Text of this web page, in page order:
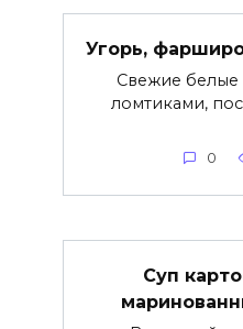
Угорь,
Свежие белые
ломтиками,
0
Суп